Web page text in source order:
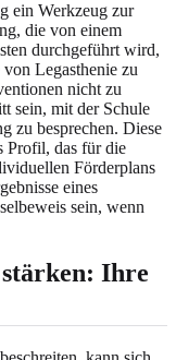
ein Werkzeug zur
die von einem
durchgeführt wird,
Legasthenie zu
nicht zu
sein, mit der Schule
zu besprechen. Diese
Profil, das für die
Förderplans
eines
sein, wenn
Ihre